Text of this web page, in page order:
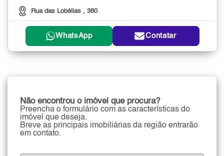
Rua das Lobélias , 380
WhatsApp Contatar
Não encontrou o imóvel que procura?
Preencha o formulário com as características do
imóvel que deseja.
Breve as principais imobiliárias da região entrarão
em contato.